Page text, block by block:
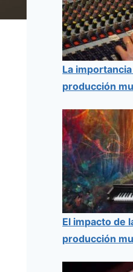
La
producción
El impacto de
producción